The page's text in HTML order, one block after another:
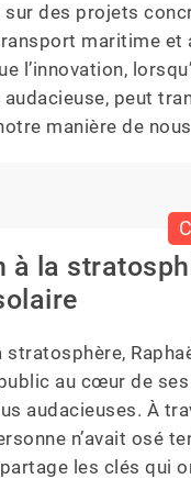
sur des projets
maritime et
l’innovation,
audacieuse, peut
manière de
à la
stratosphère,
au cœur de
audacieuses. À
n’avait osé
les clés qui